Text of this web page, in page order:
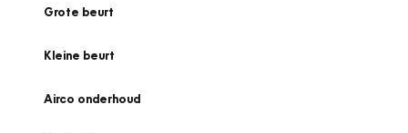
Grote beurt
Kleine beurt
Airco onderhoud